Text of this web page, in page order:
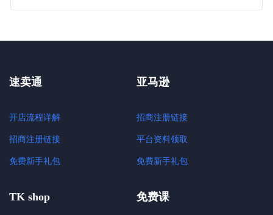
速卖通
开店流程详解
招商注册链接
免费新手礼包
亚马逊
招商注册链接
平台资料领取
免费新手礼包
TK shop 免费课